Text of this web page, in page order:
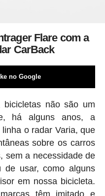
Flare com a
CarBack
no Google
bicicletas não são um
há alguns anos, a
o radar Varia, que
sobre os carros
sem a necessidade de
usar, como alguns
em nossa bicicleta.